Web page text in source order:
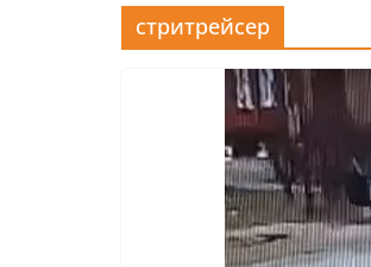
стритрейсер